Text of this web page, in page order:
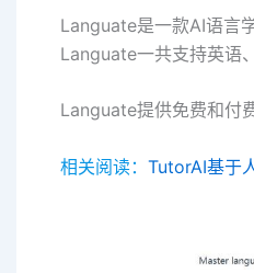
Languate是一款AI语言
Languate一共支持英语
Languate提供免费和付
相关阅读： TutorAI基于